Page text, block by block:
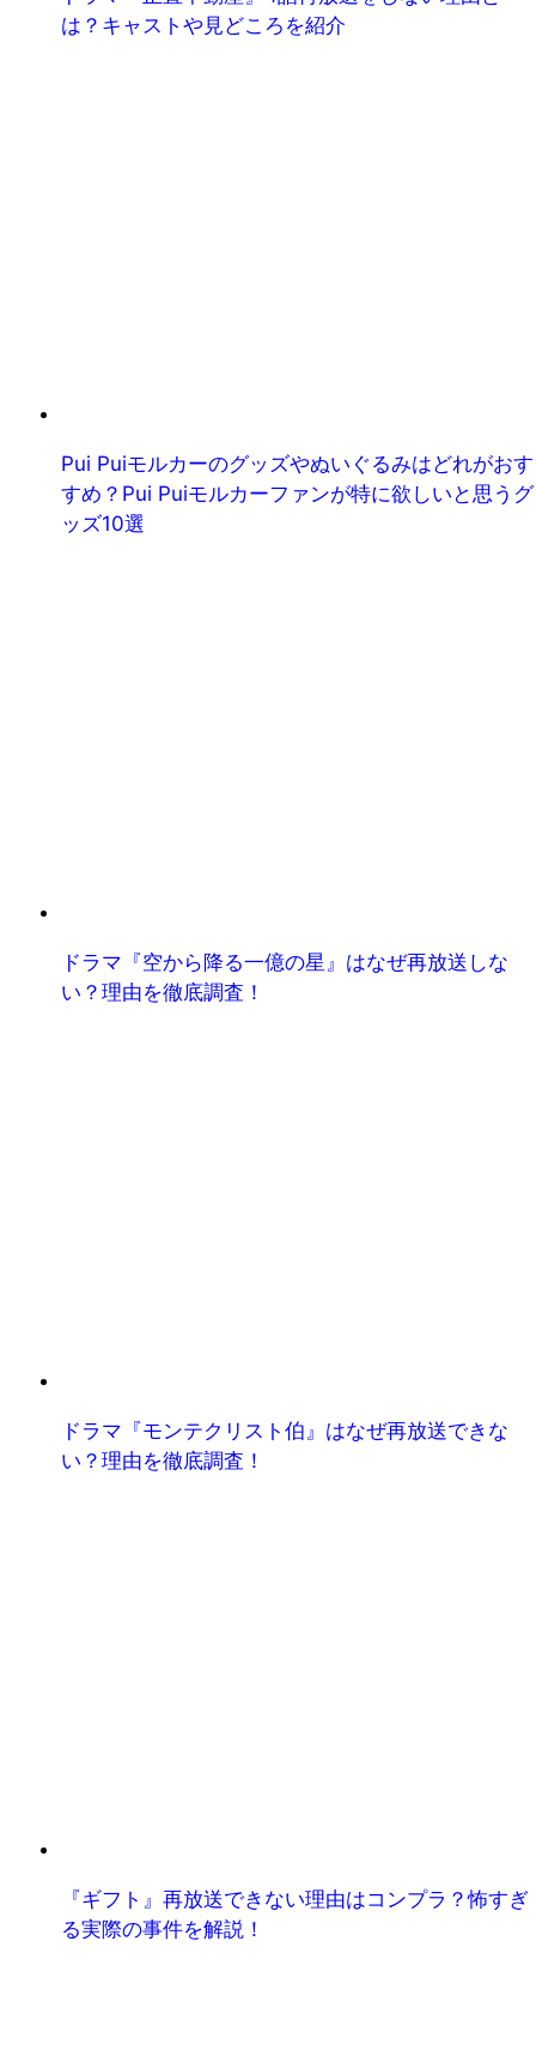
は？キャストや見どころを紹介
Pui Puiモルカーのグッズやぬいぐるみはどれがおす
すめ？Pui Puiモルカーファンが特に欲しいと思うグ
ッズ10選
ドラマ『空から降る一億の星』はなぜ再放送しな
い？理由を徹底調査！
ドラマ『モンテクリスト伯』はなぜ再放送できな
い？理由を徹底調査！
『ギフト』再放送できない理由はコンプラ？怖すぎ
る実際の事件を解説！